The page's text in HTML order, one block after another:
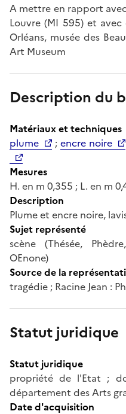
A mettre en rapport
Louvre (MI 595) et avec
Orléans, musée des
Art Museum
Description du
Matériaux et techniques
plume
; encre noire
Mesures
H. en m 0,355 ; L. en m
Description
Plume et encre noire,
Sujet représenté
scène (Thésée,
OEnone)
Source de la
tragédie ; Racine Jean :
Statut juridique
Statut juridique
propriété de l'Etat ;
département des Arts
Date d'acquisition